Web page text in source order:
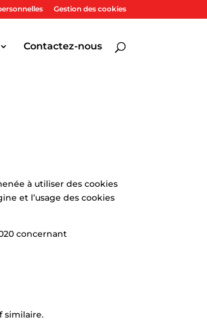
Gestion des cookies
Contactez-nous
à utiliser des cookies
et l’usage des cookies
concernant
similaire.